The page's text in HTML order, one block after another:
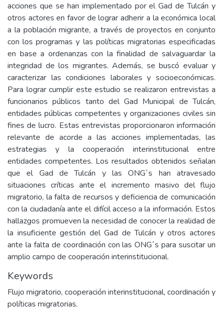
acciones que se han implementado por el Gad de Tulcán y
otros actores en favor de lograr adherir a la económica local
a la población migrante, a través de proyectos en conjunto
con los programas y las políticas migratorias especificadas
en base a ordenanzas con la finalidad de salvaguardar la
integridad de los migrantes. Además, se buscó evaluar y
caracterizar las condiciones laborales y socioeconómicas.
Para lograr cumplir este estudio se realizaron entrevistas a
funcionarios públicos tanto del Gad Municipal de Tulcán,
entidades públicas competentes y organizaciones civiles sin
fines de lucro. Estas entrevistas proporcionaron información
relevante de acorde a las acciones implementadas, las
estrategias y la cooperación interinstitucional entre
entidades competentes. Los resultados obtenidos señalan
que el Gad de Tulcán y las ONG´s han atravesado
situaciones críticas ante el incremento masivo del flujo
migratorio, la falta de recursos y deficiencia de comunicación
con la ciudadanía ante el difícil acceso a la información. Estos
hallazgos promueven la necesidad de conocer la realidad de
la insuficiente gestión del Gad de Tulcán y otros actores
ante la falta de coordinación con las ONG´s para suscitar un
amplio campo de cooperación interinstitucional.
Keywords
Flujo migratorio, cooperación interinstitucional, coordinación y
políticas migratorias.